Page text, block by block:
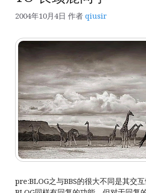
2004年10月4日 作者 qiusir
pre:BLOG之与BBS的很大不同是其交